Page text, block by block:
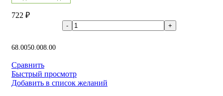
722 ₽
68.0050.008.00
Сравнить
Быстрый просмотр
Добавить в список желаний